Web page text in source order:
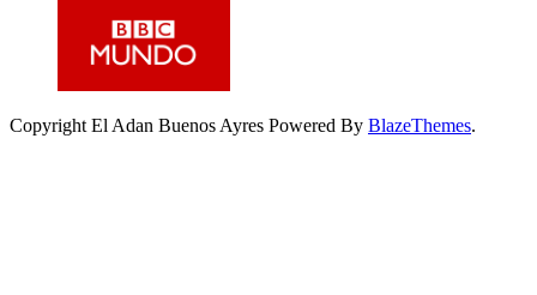
Copyright El Adan Buenos Ayres Powered By BlazeThemes.